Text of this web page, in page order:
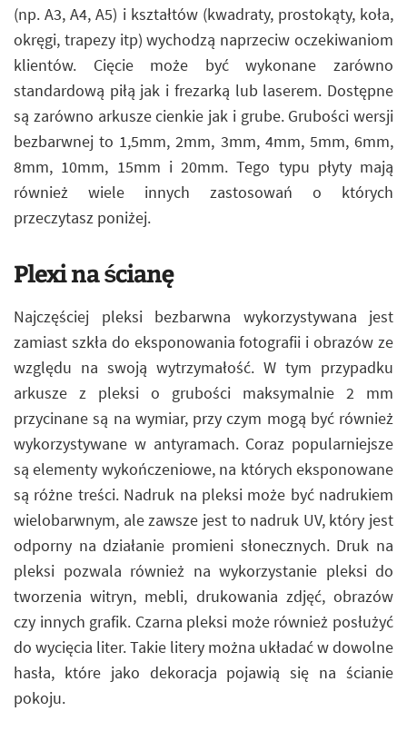
(np. A3, A4, A5) i kształtów (kwadraty, prostokąty, koła,
okręgi, trapezy itp) wychodzą naprzeciw oczekiwaniom
klientów. Cięcie może być wykonane zarówno
standardową piłą jak i frezarką lub laserem. Dostępne
są zarówno arkusze cienkie jak i grube. Grubości wersji
bezbarwnej to 1,5mm, 2mm, 3mm, 4mm, 5mm, 6mm,
8mm, 10mm, 15mm i 20mm. Tego typu płyty mają
również wiele innych zastosowań o których
przeczytasz poniżej.
Plexi na ścianę
Najczęściej pleksi bezbarwna wykorzystywana jest
zamiast szkła do eksponowania fotografii i obrazów ze
względu na swoją wytrzymałość. W tym przypadku
arkusze z pleksi o grubości maksymalnie 2 mm
przycinane są na wymiar, przy czym mogą być również
wykorzystywane w antyramach. Coraz popularniejsze
są elementy wykończeniowe, na których eksponowane
są różne treści. Nadruk na pleksi może być nadrukiem
wielobarwnym, ale zawsze jest to nadruk UV, który jest
odporny na działanie promieni słonecznych. Druk na
pleksi pozwala również na wykorzystanie pleksi do
tworzenia witryn, mebli, drukowania zdjęć, obrazów
czy innych grafik. Czarna pleksi może również posłużyć
do wycięcia liter. Takie litery można układać w dowolne
hasła, które jako dekoracja pojawią się na ścianie
pokoju.